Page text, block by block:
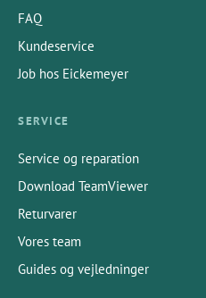
FAQ
Kundeservice
Job hos Eickemeyer
SERVICE
Service og reparation
Download TeamViewer
Returvarer
Vores team
Guides og vejledninger